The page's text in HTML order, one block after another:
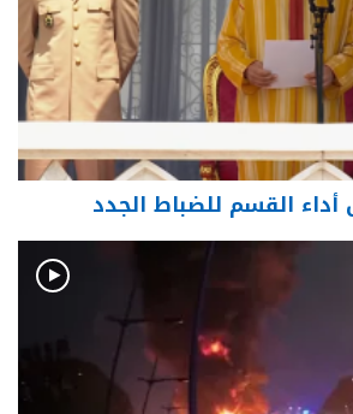
القسم للضباط الجدد